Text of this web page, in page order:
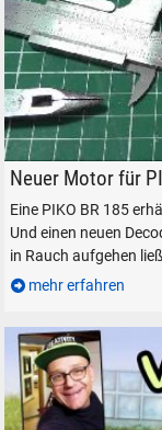
Motraxx SF 135 für
Neuer Motor für
Eine PIKO BR 185
Und einen neuen
in Rauch aufgehen
mehr erfahren